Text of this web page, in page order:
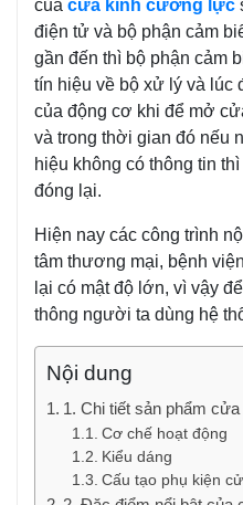
của cửa kính cường lực
điện tử và bộ phận cảm
gần đến thì bộ phận cảm
tín hiệu về bộ xử lý và lúc
của động cơ khi để mở
và trong thời gian đó nếu
hiệu không có thông tin
đóng lại.
Hiện nay các công trình
tâm thương mại, bệnh
lại có mật độ lớn, vì vậy
thông người ta dùng hệ
Nội dung
1. Chi tiết sản phẩm
Cơ chế hoạt động
Kiểu dáng
Cấu tạo phụ kiện